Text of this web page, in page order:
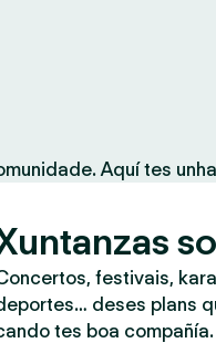
Aquí tes
festivais,
deses plans
tes boa compañía.